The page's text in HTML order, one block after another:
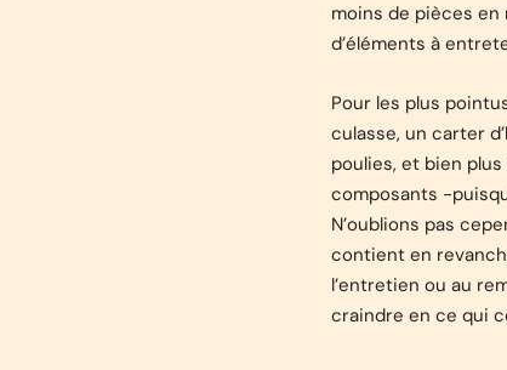
moins de pièces en
d’éléments à
Pour les plus
culasse, un carter
poulies, et bien
composants -
N’oublions pas
contient en
l’entretien ou au
craindre en ce qui